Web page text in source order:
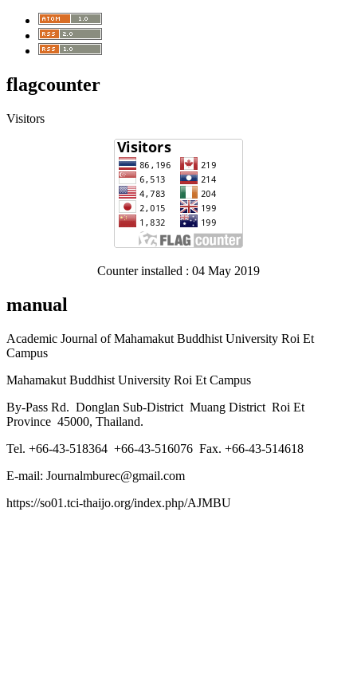
flagcounter
Visitors
Counter installed : 04 May 2019
manual
Academic Journal of Mahamakut Buddhist University Roi Et
Campus
Mahamakut Buddhist University Roi Et Campus
By-Pass Rd. Donglan Sub-District Muang District Roi Et
Province 45000, Thailand.
Tel. +66-43-518364 +66-43-516076 Fax. +66-43-514618
E-mail: Journalmburec@gmail.com
https://so01.tci-thaijo.org/index.php/AJMBU